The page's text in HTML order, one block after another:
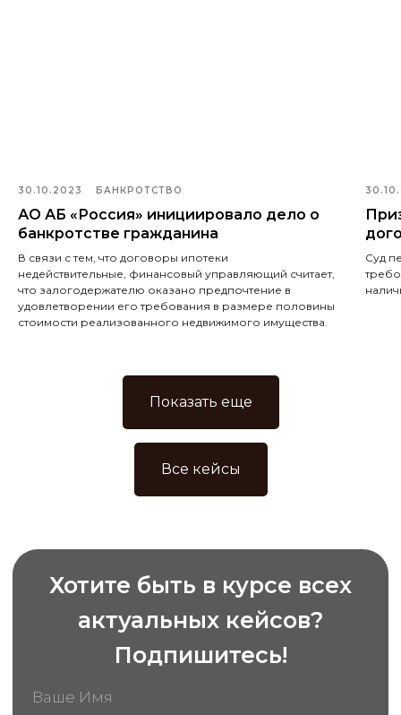
30.10.2023 БАНКРОТСТВО
АО АБ «Россия» инициировало дело о
банкротстве гражданина
В связи с тем, что договоры ипотеки
недействительные, финансовый управляющий считает,
что залогодержателю оказано предпочтение в
удовлетворении его требования в размере половины
стоимости реализованного недвижимого имущества.
Суд
Показать еще
Все кейсы